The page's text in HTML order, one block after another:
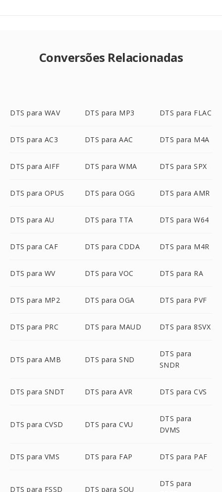
Conversões Relacionadas
DTS para WAV DTS para MP3 DTS para FLAC
DTS para AC3 DTS para AAC DTS para M4A
DTS para AIFF DTS para WMA DTS para SPX
DTS para OPUS DTS para OGG DTS para AMR
DTS para AU DTS para TTA DTS para W64
DTS para CAF DTS para CDDA DTS para M4R
DTS para WV DTS para VOC DTS para RA
DTS para MP2 DTS para OGA DTS para PVF
DTS para PRC DTS para MAUD DTS para 8SVX
DTS para AMB DTS para SND
DTS para
SNDR
DTS para SNDT DTS para AVR DTS para CVS
DTS para CVSD DTS para CVU
DTS para
DVMS
DTS para VMS DTS para FAP DTS para PAF
DTS para FSSD DTS para SOU
DTS para